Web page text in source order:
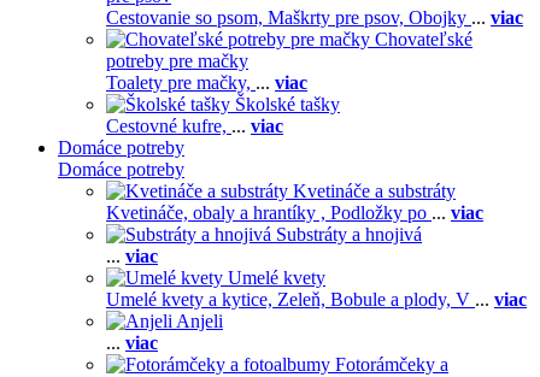
Cestovanie so psom, Maškrty pre psov, Obojky ... viac
Chovateľské
potreby pre mačky
Toalety pre mačky, ... viac
Školské tašky
Cestovné kufre, ... viac
Domáce potreby
Domáce potreby
Kvetináče a substráty
Kvetináče, obaly a hrantíky , Podložky po ... viac
Substráty a hnojivá
... viac
Umelé kvety
Umelé kvety a kytice, Zeleň, Bobule a plody, V ... viac
Anjeli
... viac
Fotorámčeky a